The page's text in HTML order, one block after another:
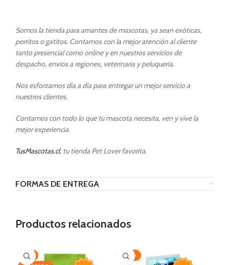
Somos la tienda para amantes de mascotas, ya sean exóticas,
perritos o gatitos. Contamos con la mejor atención al cliente
tanto presencial como online y en nuestros servicios de
despacho, envíos a regiones, veterinaria y peluquería.
Nos esforzamos día a día para entregar un mejor servicio a
nuestros clientes.
Contamos con todo lo que tu mascota necesita, ven y vive la
mejor experiencia.
TusMascotas.cl, tu tienda Pet Lover favorita.
FORMAS DE ENTREGA
Productos relacionados
-7%
-20%